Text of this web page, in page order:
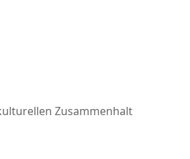
Zusammenhalt